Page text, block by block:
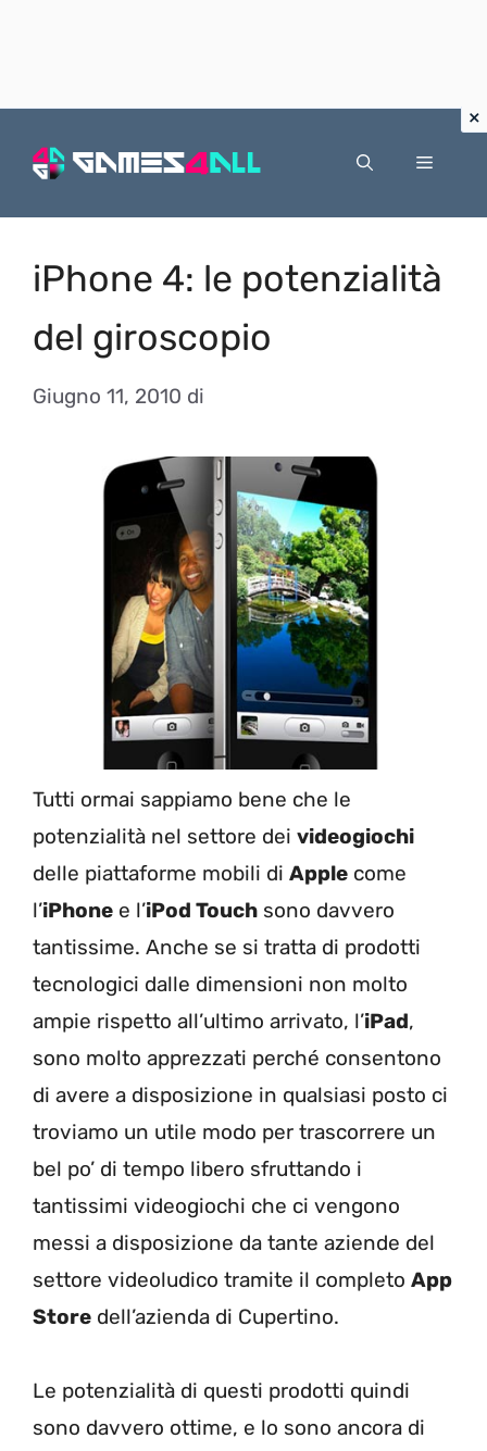
Menu
iPhone 4: le potenzialità
del giroscopio
Giugno 11, 2010 di
Tutti ormai sappiamo bene che le
potenzialità nel settore dei videogiochi
delle piattaforme mobili di Apple come
l’iPhone e l’iPod Touch sono davvero
tantissime. Anche se si tratta di prodotti
tecnologici dalle dimensioni non molto
ampie rispetto all’ultimo arrivato, l’iPad,
sono molto apprezzati perché consentono
di avere a disposizione in qualsiasi posto ci
troviamo un utile modo per trascorrere un
bel po’ di tempo libero sfruttando i
tantissimi videogiochi che ci vengono
messi a disposizione da tante aziende del
settore videoludico tramite il completo App
Store dell’azienda di Cupertino.
Le potenzialità di questi prodotti quindi
sono davvero ottime, e lo sono ancora di